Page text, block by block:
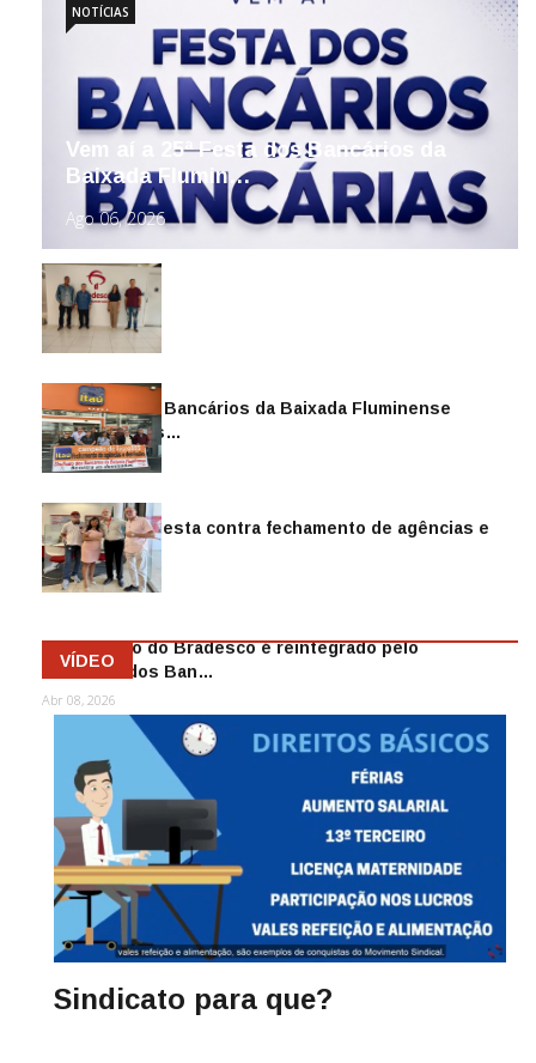
Vem aí a 25ª Festa dos Bancários da
Baixada Flumin…
Ago 06, 2026
NOTÍCIAS
Sindicato dos Bancários da Baixada Fluminense
reintegra mais…
Jul 14, 2026
Sindicato protesta contra fechamento de agências e
as demiss…
Mai 13, 2026
Funcionário do Bradesco é reintegrado pelo
Sindicato dos Ban…
Abr 08, 2026
VÍDEO
Sindicato para que?